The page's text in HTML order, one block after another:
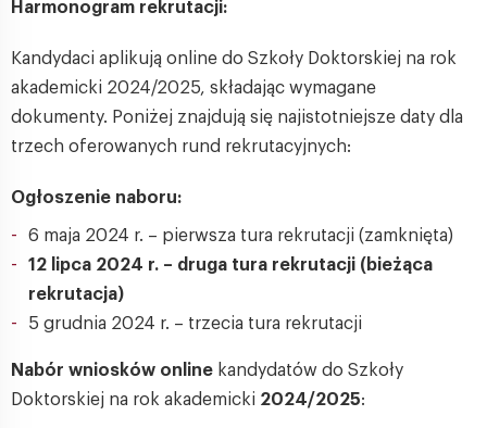
Harmonogram rekrutacji:
Kandydaci aplikują online do Szkoły Doktorskiej na rok
akademicki 2024/2025, składając wymagane
dokumenty. Poniżej znajdują się najistotniejsze daty dla
trzech oferowanych rund rekrutacyjnych:
Ogłoszenie naboru:
6 maja 2024 r. – pierwsza tura rekrutacji (zamknięta)
12 lipca 2024 r. – druga tura rekrutacji (bieżąca
rekrutacja)
5 grudnia 2024 r. – trzecia tura rekrutacji
Nabór wniosków online kandydatów do Szkoły
Doktorskiej na rok akademicki 2024/2025: